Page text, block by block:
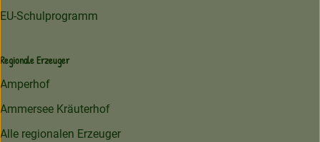
EU-Schulprogramm
Regionale Erzeuger
Amperhof
Ammersee Kräuterhof
Alle regionalen Erzeuger